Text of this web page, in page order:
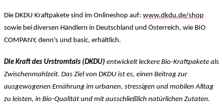
Die DKDU Kraftpakete sind im Onlineshop auf: www.dkdu.de/shop
sowie bei diversen Händlern in Deutschland und Österreich, wie BIO
COMPANY, denn’s und basic, erhältlich.
Die Kraft des Urstromtals (DKDU) entwickelt leckere Bio-Kraftpakete als
Zwischenmahlzeit. Das Ziel von DKDU ist es, einen Beitrag zur
ausgewogenen Ernährung im urbanen, stressigen und mobilen Alltag
zu leisten, in Bio-Qualität und mit ausschließlich natürlichen Zutaten.